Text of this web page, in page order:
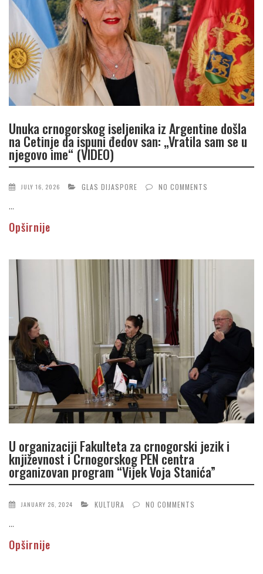
Unuka crnogorskog iseljenika iz Argentine došla
na Cetinje da ispuni đedov san: „Vratila sam se u
njegovo ime“ (VIDEO)
JULY 16, 2026 GLAS DIJASPORE NO COMMENTS
...
Opširnije
U organizaciji Fakulteta za crnogorski jezik i
književnost i Crnogorskog PEN centra
organizovan program “Vijek Voja Stanića”
JANUARY 26, 2024 KULTURA NO COMMENTS
...
Opširnije